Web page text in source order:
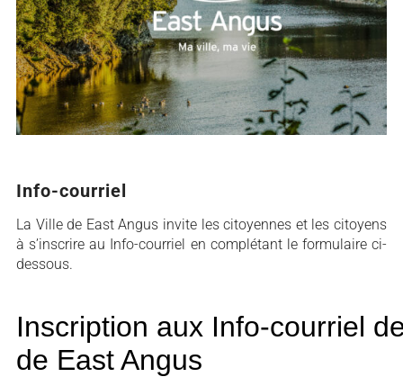
Info-courriel
La Ville de East Angus invite les citoyennes et les citoyens
à s’inscrire au Info-courriel en complétant le formulaire ci-
dessous.